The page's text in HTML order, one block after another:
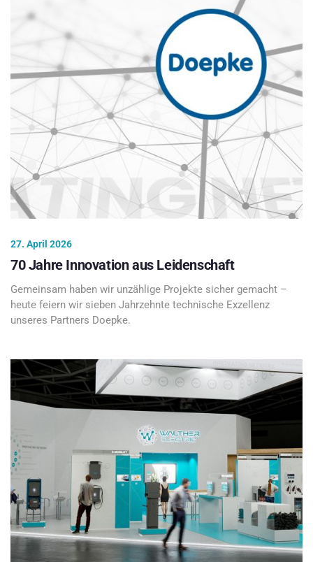
27. April 2026
70 Jahre Innovation aus Leidenschaft
Gemeinsam haben wir unzählige Projekte sicher gemacht –
heute feiern wir sieben Jahrzehnte technische Exzellenz
unseres Partners Doepke.